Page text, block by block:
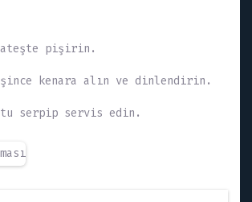
ateşte pişirin.
kenara alın ve dinlendirin.
serpip servis edin.